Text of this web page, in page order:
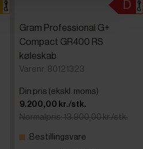
Gram Professional G+
Compact GR400 RS
køleskab
Varenr: 80121323
Din pris (ekskl. moms)
9.200,00 kr./stk.
Normalpris: 13.900,00 kr./stk.
Bestillingsvare